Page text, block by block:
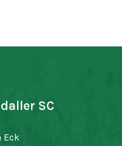
SC
Eck